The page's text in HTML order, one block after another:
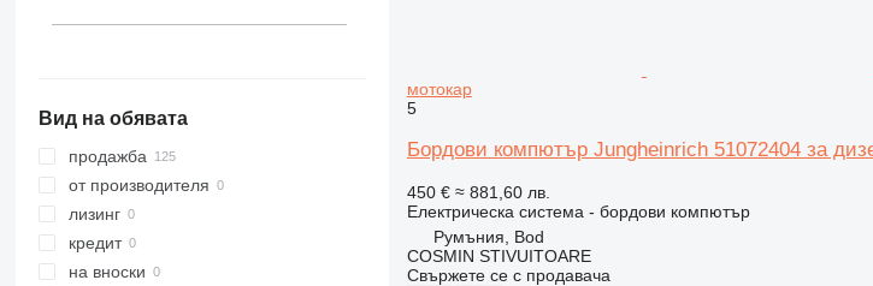
Вид на обявата
продажба
от производителя
лизинг
кредит
на вноски
мотокар
5
Бордови компютър Jungheinrich 51072404 за
450 € ≈ 881,60 лв.
Електрическа система - бордови компютър
Румъния, Bod
COSMIN STIVUITOARE
Свържете се с продавача